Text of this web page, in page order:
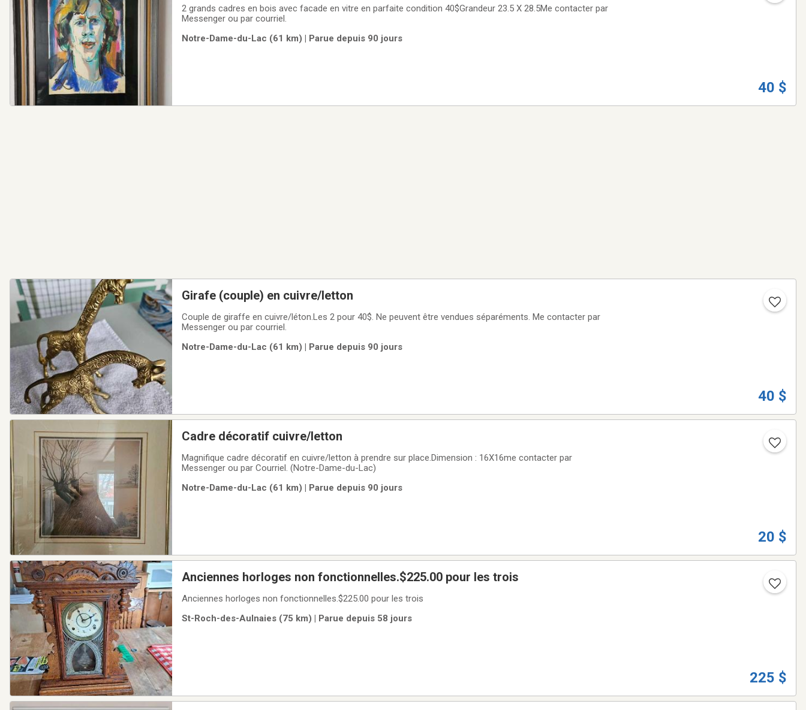
2 grands cadres en bois avec facade en vitre en parfaite condition 40$Grandeur 23.5 X 28.5Me contacter par
Messenger ou par courriel.
Notre-Dame-du-Lac (61 km) | Parue depuis 90 jours
40 $
Girafe (couple) en cuivre/letton
Couple de giraffe en cuivre/léton.Les 2 pour 40$. Ne peuvent être vendues séparéments. Me contacter par
Messenger ou par courriel.
Notre-Dame-du-Lac (61 km) | Parue depuis 90 jours
40 $
Cadre décoratif cuivre/letton
Magnifique cadre décoratif en cuivre/letton à prendre sur place.Dimension : 16X16me contacter par
Messenger ou par Courriel. (Notre-Dame-du-Lac)
Notre-Dame-du-Lac (61 km) | Parue depuis 90 jours
20 $
Anciennes horloges non fonctionnelles.$225.00 pour les trois
Anciennes horloges non fonctionnelles.$225.00 pour les trois
St-Roch-des-Aulnaies (75 km) | Parue depuis 58 jours
225 $